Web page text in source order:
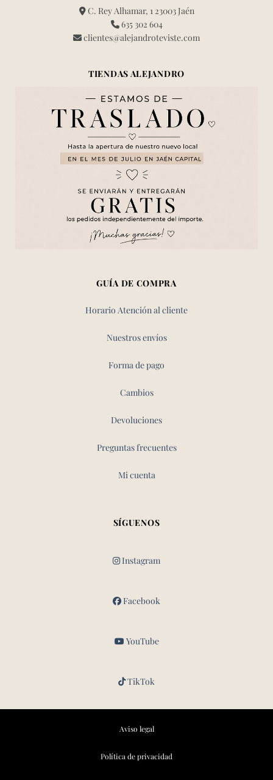
C. Rey Alhamar, 1 23003 Jaén
635 302 604
clientes@alejandroteviste.com
TIENDAS ALEJANDRO
GUÍA DE COMPRA
Horario Atención al cliente
Nuestros envíos
Forma de pago
Cambios
Devoluciones
Preguntas frecuentes
Mi cuenta
SÍGUENOS
Instagram
Facebook
YouTube
TikTok
Aviso legal
Política de privacidad